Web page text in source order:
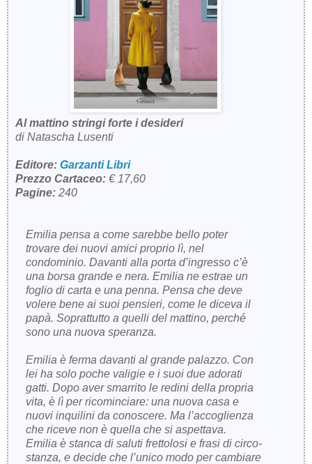
Al mattino stringi forte i desideri
di Natascha Lusenti
Editore: Garzanti Libri
Prezzo Cartaceo: € 17,60
Pagine: 240
Emilia pensa a come sarebbe bello poter
trovare dei nuovi amici proprio lì, nel
condominio. Davanti alla porta d’ingresso c’è
una borsa grande e nera. Emilia ne estrae un
foglio di carta e una penna. Pensa che deve
volere bene ai suoi pensieri, come le diceva il
papà. Soprattutto a quelli del mattino, perché
sono una nuova speranza.
Emilia è ferma davanti al grande palazzo. Con
lei ha solo poche valigie e i suoi due adorati
gatti. Dopo aver smarrito le redini della propria
vita, è lì per ricominciare: una nuova casa e
nuovi in­quilini da conoscere. Ma l’accoglienza
che riceve non è quella che si aspettava.
Emilia è stanca di saluti frettolosi e frasi di circo­
stanza, e decide che l’unico modo per cambiare